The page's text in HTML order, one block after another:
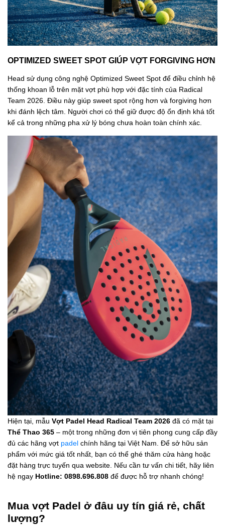
OPTIMIZED SWEET SPOT GIÚP VỢT FORGIVING HƠN
Head sử dụng công nghệ Optimized Sweet Spot để điều chỉnh hệ
thống khoan lỗ trên mặt vợt phù hợp với đặc tính của Radical
Team 2026. Điều này giúp sweet spot rộng hơn và forgiving hơn
khi đánh lệch tâm. Người chơi có thể giữ được độ ổn định khá tốt
kể cả trong những pha xử lý bóng chưa hoàn toàn chính xác.
Hiện tại, mẫu Vợt Padel Head Radical Team 2026 đã có mặt tại
Thể Thao 365 – một trong những đơn vị tiên phong cung cấp đầy
đủ các hãng vợt padel chính hãng tại Việt Nam. Để sở hữu sản
phẩm với mức giá tốt nhất, bạn có thể ghé thăm cửa hàng hoặc
đặt hàng trực tuyến qua website. Nếu cần tư vấn chi tiết, hãy liên
hệ ngay Hotline: 0898.696.808 để được hỗ trợ nhanh chóng!
Mua vợt Padel ở đâu uy tín giá rẻ, chất
lượng?